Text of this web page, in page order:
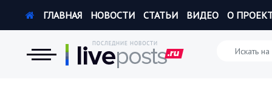
ГЛАВНАЯ НОВОСТИ СТАТЬИ ВИДЕО О